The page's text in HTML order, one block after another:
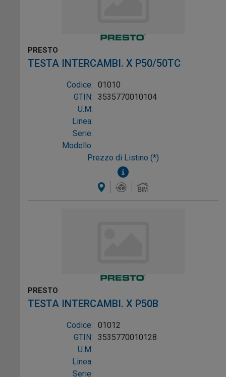
PRESTO
TESTA INTERCAMBI. X P50/50TC
Codice: 01010
GTIN: 3535770010104
U.M:
Linea:
Serie:
Modello:
Prezzo di Listino (*)
PRESTO
TESTA INTERCAMBI. X P50B
Codice: 01012
GTIN: 3535770010128
U.M:
Linea:
Serie: